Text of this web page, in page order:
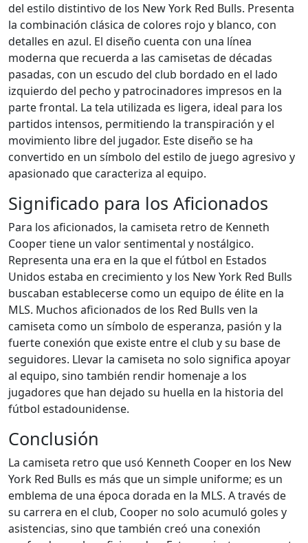
del estilo distintivo de los New York Red Bulls. Presenta
la combinación clásica de colores rojo y blanco, con
detalles en azul. El diseño cuenta con una línea
moderna que recuerda a las camisetas de décadas
pasadas, con un escudo del club bordado en el lado
izquierdo del pecho y patrocinadores impresos en la
parte frontal. La tela utilizada es ligera, ideal para los
partidos intensos, permitiendo la transpiración y el
movimiento libre del jugador. Este diseño se ha
convertido en un símbolo del estilo de juego agresivo y
apasionado que caracteriza al equipo.
Significado para los Aficionados
Para los aficionados, la camiseta retro de Kenneth
Cooper tiene un valor sentimental y nostálgico.
Representa una era en la que el fútbol en Estados
Unidos estaba en crecimiento y los New York Red Bulls
buscaban establecerse como un equipo de élite en la
MLS. Muchos aficionados de los Red Bulls ven la
camiseta como un símbolo de esperanza, pasión y la
fuerte conexión que existe entre el club y su base de
seguidores. Llevar la camiseta no solo significa apoyar
al equipo, sino también rendir homenaje a los
jugadores que han dejado su huella en la historia del
fútbol estadounidense.
Conclusión
La camiseta retro que usó Kenneth Cooper en los New
York Red Bulls es más que un simple uniforme; es un
emblema de una época dorada en la MLS. A través de
su carrera en el club, Cooper no solo acumuló goles y
asistencias, sino que también creó una conexión